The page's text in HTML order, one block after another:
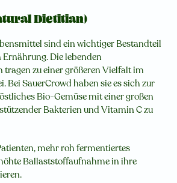
Dietitian)
sind ein wichtiger Bestandteil
Die lebenden
zu einer größeren Vielfalt im
Bei SauerCrowd haben sie es sich zur
Bio-Gemüse mit einer großen
Bakterien und Vitamin C zu
mehr roh fermentiertes
Ballaststoffaufnahme in ihre